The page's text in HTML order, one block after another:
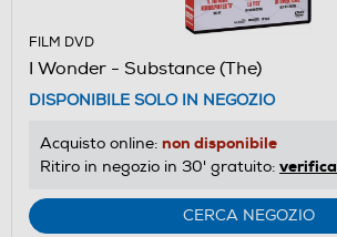
FILM DVD
I Wonder - Substance (The)
DISPONIBILE SOLO IN NEGOZIO
Acquisto online: non disponibile
Ritiro in negozio in 30' gratuito: verifica
CERCA NEGOZIO